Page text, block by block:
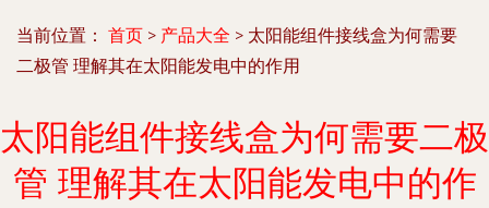
当前位置： 首页 > 产品大全 > 太阳能组件接线盒为何需要
二极管 理解其在太阳能发电中的作用
太阳能组件接线盒为何需要二极
管 理解其在太阳能发电中的作